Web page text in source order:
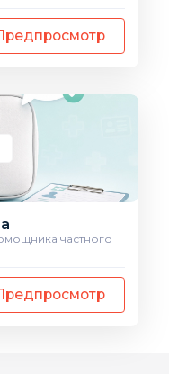
частного